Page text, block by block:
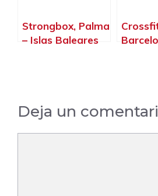
Strongbox, Palma
– Islas Baleares
Deja un